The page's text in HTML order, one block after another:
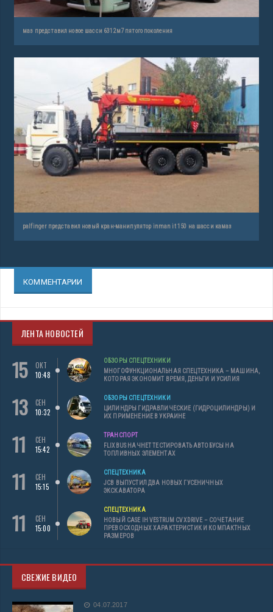
маз представил новое шасси 6312м7 пятого поколения
palfinger представил новый кран-манипулятор inman it 150 на шасси камаз
КОММЕНТАРИИ
ЛЕНТА НОВОСТЕЙ
15
ОКТ
10:48
ОБЗОРЫ СПЕЦТЕХНИКИ
МНОГОФУНКЦИОНАЛЬНАЯ СПЕЦТЕХНИКА – МАШИНА,
КОТОРАЯ ЭКОНОМИТ ВРЕМЯ, ДЕНЬГИ И УСИЛИЯ
13
СЕН
10:32
ОБЗОРЫ СПЕЦТЕХНИКИ
ЦИЛИНДРЫ ГИДРАВЛИЧЕСКИЕ (ГИДРОЦИЛИНДРЫ) И
ИХ ПРИМЕНЕНИЕ В УКРАИНЕ
11
СЕН
15:42
ТРАНСПОРТ
FLIXBUS НАЧНЕТ ТЕСТИРОВАТЬ АВТОБУСЫ НА
ТОПЛИВНЫХ ЭЛЕМЕНТАХ
11
СЕН
15:15
СПЕЦТЕХНИКА
JCB ВЫПУСТИЛ ДВА НОВЫХ ГУСЕНИЧНЫХ
ЭКСКАВАТОРА
11
СЕН
15:00
СПЕЦТЕХНИКА
НОВЫЙ CASE IH VESTRUM CVXDRIVE – СОЧЕТАНИЕ
ПРЕВОСХОДНЫХ ХАРАКТЕРИСТИК И КОМПАКТНЫХ
РАЗМЕРОВ
СВЕЖИЕ ВИДЕО
04.07.2017